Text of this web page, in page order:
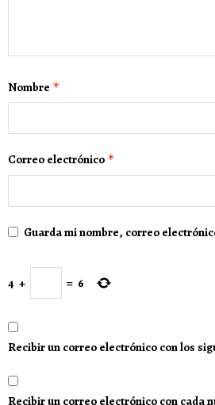
Nombre *
Correo electrónico *
Guarda mi nombre, correo
4 + = 6
Recibir un correo electrónico con los
Recibir un correo electrónico con cada